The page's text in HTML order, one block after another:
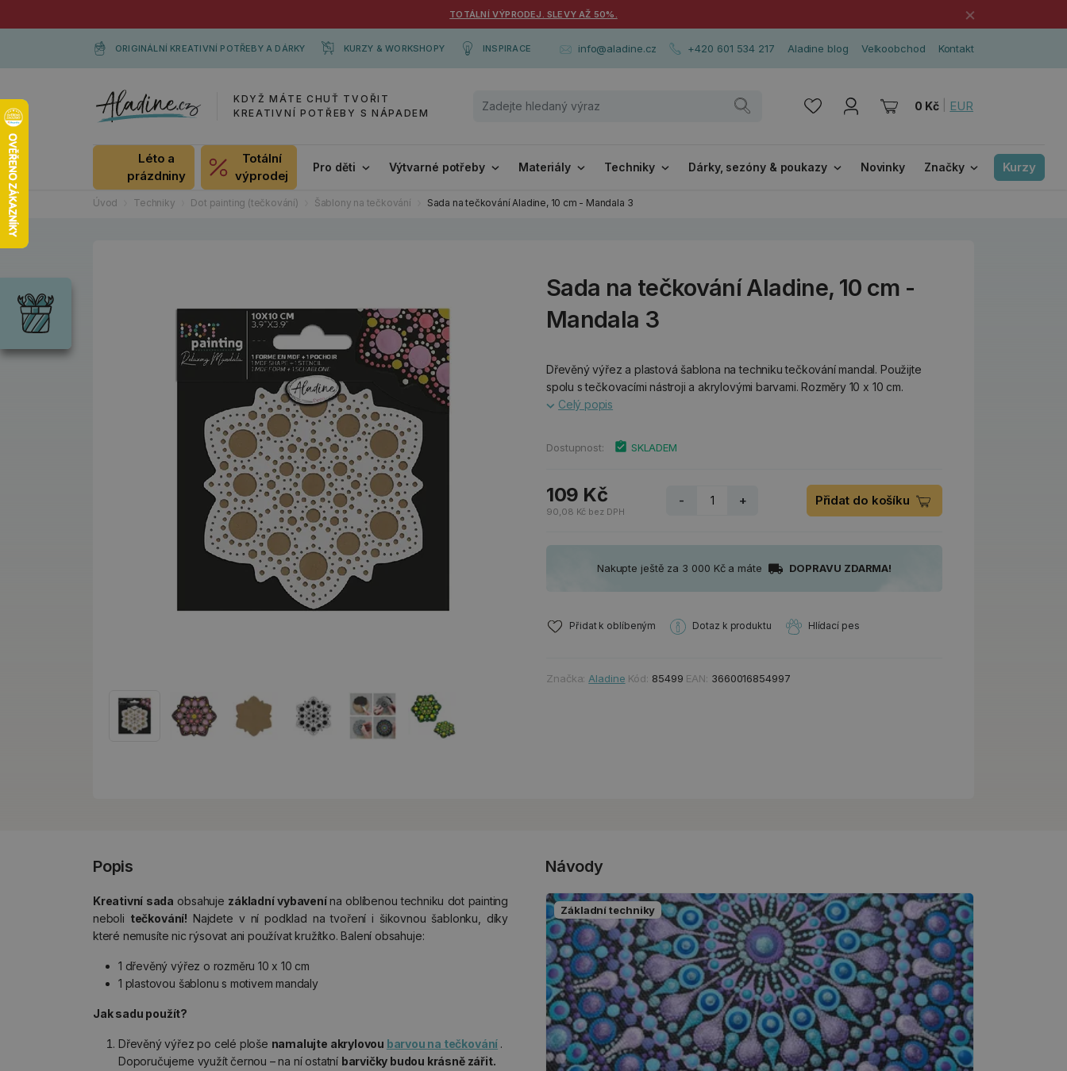
TOTÁLNÍ VÝPRODEJ. SLEVY AŽ 50%. ×
ORIGINÁLNÍ KREATIVNÍ POTŘEBY A DÁRKY KURZY & WORKSHOPY INSPIRACE info@aladine.cz +420 601 534 217 Aladine blog Velkoobchod Kontakt
KDYŽ MÁTE CHUŤ TVOŘIT
KREATIVNÍ POTŘEBY S NÁPADEM
0 Kč EUR
Léto a
prázdniny
Totální
výprodej
Pro děti Výtvarné potřeby Materiály Techniky Dárky, sezóny & poukazy Novinky Značky Kurzy
Úvod Techniky Dot painting (tečkování) Šablony na tečkování Sada na tečkování Aladine, 10 cm - Mandala 3
Sada na tečkování Aladine, 10 cm -
Mandala 3
Dřevěný výřez a plastová šablona na techniku tečkování mandal. Použijte
spolu s tečkovacími nástroji a akrylovými barvami. Rozměry 10 x 10 cm.
Celý popis
Dostupnost: SKLADEM
109 Kč
90,08 Kč bez DPH
- + Přidat do košíku
Nakupte ještě za 3 000 Kč a máte DOPRAVU ZDARMA!
Přidat k oblíbeným Dotaz k produktu Hlídací pes
Značka: Aladine Kód: 85499 EAN: 3660016854997
Popis
Kreativní sada obsahuje základní vybavenína oblíbenou techniku dot painting
neboli tečkování! Najdete v ní podklad na tvoření i šikovnou šablonku, díky
které nemusíte nic rýsovat ani používat kružítko. Balení obsahuje:
1 dřevěný výřez o rozměru 10 x 10 cm
1 plastovou šablonu s motivem mandaly
Jak sadu použít?
Dřevěný výřez po celé ploše namalujte akrylovou barvou na tečkování .
Doporučujeme využít černou – na ní ostatní barvičky budou krásně zářit.
Návody
Základní techniky
Chci si vybrat